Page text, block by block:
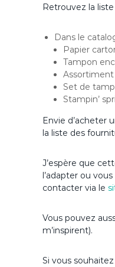
Retrouvez la
Dans le
Papier
Tampon
Assortiment
Set de
Stampin’
Envie d’acheter
la liste des
J’espère que
l’adapter ou
contacter via le
Vous pouvez
m’inspirent).
Si vous